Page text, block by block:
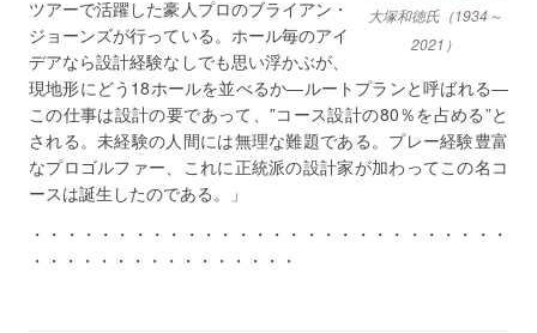
大塚和徳氏（1934～
2021）
ツアーで活躍した豪人プロのブライアン・
ジョーンズが行っている。ホール毎のアイ
デアなら設計経験なしでも思い浮かぶが、
現地形にどう18ホールを並べるか―ルートプランと呼ばれる―
この仕事は設計の要であって、”コース設計の80％を占める”と
される。未経験の人間には無理な難題である。プレー経験豊富
なプロゴルファー、これに正統派の設計家が加わってこの名コ
ースは誕生したのである。」
・・・・・・・・・・・・・・・・・・・・・・・・・・・・
・・・・・・・・・・・・・・・・